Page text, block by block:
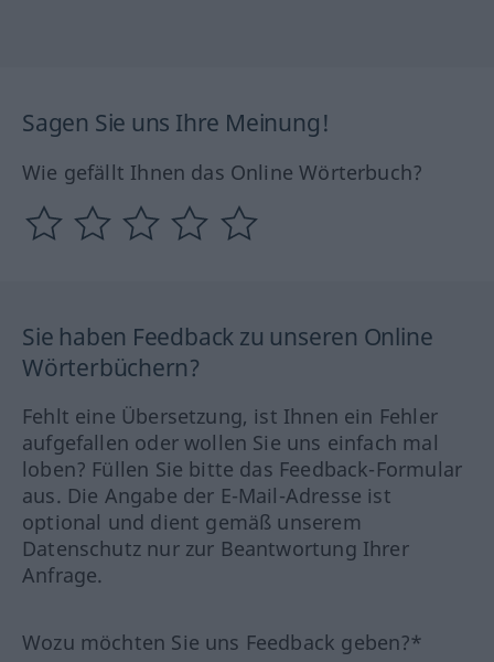
Sagen Sie uns Ihre Meinung!
Wie gefällt Ihnen das Online Wörterbuch?
Sie haben Feedback zu unseren Online
Wörterbüchern?
Fehlt eine Übersetzung, ist Ihnen ein Fehler
aufgefallen oder wollen Sie uns einfach mal
loben? Füllen Sie bitte das Feedback-Formular
aus. Die Angabe der E-Mail-Adresse ist
optional und dient gemäß unserem
Datenschutz nur zur Beantwortung Ihrer
Anfrage.
Wozu möchten Sie uns Feedback geben?*